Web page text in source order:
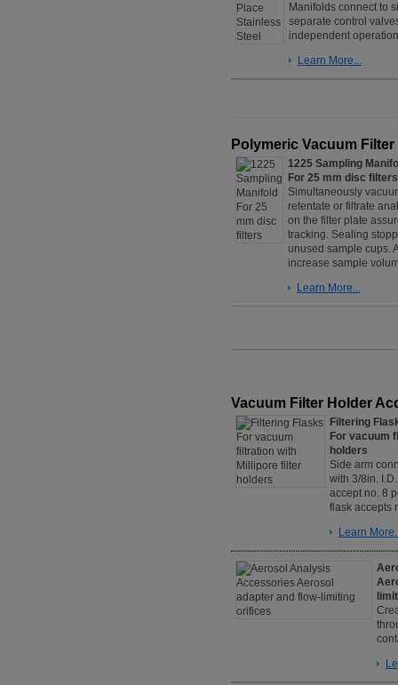
Manifolds connect to
separate control
independent
Learn More...
Polymeric Vacuum
1225 Sampling
For 25 mm disc filters
Simultaneously
retentate or filtrate
on the filter plate
tracking. Sealing
unused sample cups.
increase sample
Learn More...
Vacuum Filter Holder
Filtering
For vacuum
holders
Side arm
with 3/8in.
accept no. 8
flask accepts
Learn